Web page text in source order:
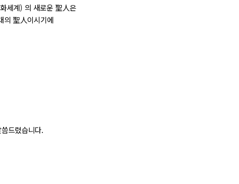
세계) 의 새로운 聖人은
의 聖人이시기에
드렸습니다.